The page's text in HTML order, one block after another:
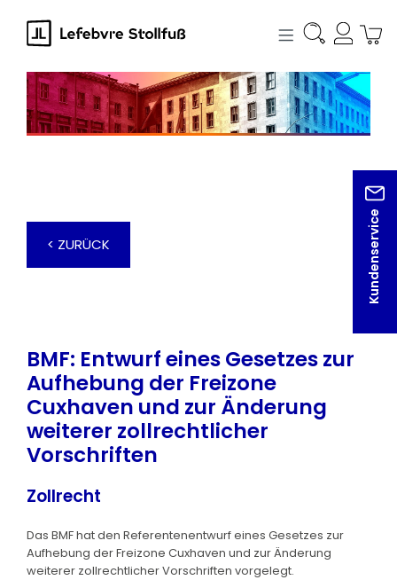
springen
Kundenservice
< ZURÜCK
BMF: Entwurf eines Gesetzes zur
Aufhebung der Freizone
Cuxhaven und zur Änderung
weiterer zollrechtlicher
Vorschriften
Zollrecht
Das BMF hat den Referentenentwurf eines Gesetzes zur
Aufhebung der Freizone Cuxhaven und zur Änderung
weiterer zollrechtlicher Vorschriften vorgelegt.